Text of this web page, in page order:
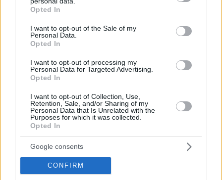
grant or deny consent to Google and its third-party tags to
use your data for below specified purposes in below Google
consent section.
Opted In
I want to opt-out of the Sale of my
Personal Data.
Opted In
I want to opt-out of processing my
Personal Data for Targeted Advertising.
Opted In
I want to opt-out of Collection, Use,
Retention, Sale, and/or Sharing of my
Personal Data that Is Unrelated with the
Purposes for which it was collected.
Opted In
Google consents
CONFIRM
Το μέλλον της τεχνολογίας
27.07.2026, 06:00
Η Smart φοιτητική κατοικία στην καρδιά της Αθήνας
26.07.2026, 09:54